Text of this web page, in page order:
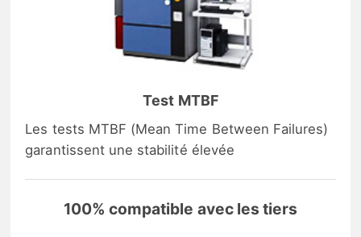
Test MTBF
Les tests MTBF (Mean Time Between Failures)
garantissent une stabilité élevée
100% compatible avec les tiers